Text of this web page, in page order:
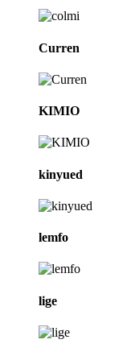
Curren
KIMIO
kinyued
lemfo
lige